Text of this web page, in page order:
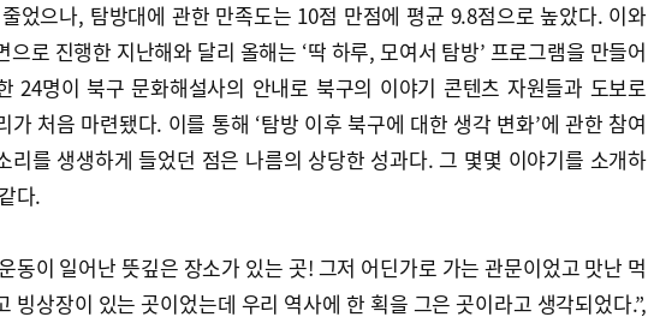
었으나, 탐방대에 관한 만족도는 10점 만점에 평균 9.8점으로 높았다. 이와
으로 진행한 지난해와 달리 올해는 ‘딱 하루, 모여서 탐방’ 프로그램을 만들어
24명이 북구 문화해설사의 안내로 북구의 이야기 콘텐츠 자원들과 도보로
가 처음 마련됐다. 이를 통해 ‘탐방 이후 북구에 대한 생각 변화’에 관한 참여
리를 생생하게 들었던 점은 나름의 상당한 성과다. 그 몇몇 이야기를 소개하
다.
동이 일어난 뜻깊은 장소가 있는 곳! 그저 어딘가로 가는 관문이었고 맛난 먹
빙상장이 있는 곳이었는데 우리 역사에 한 획을 그은 곳이라고 생각되었다.”,